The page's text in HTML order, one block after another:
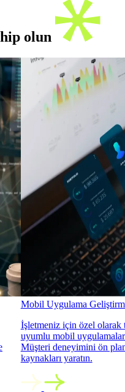
olun
Mobil Uygulama
İşletmeniz için özel olarak
uyumlu mobil
Müşteri deneyimini ön
kaynakları yaratın.